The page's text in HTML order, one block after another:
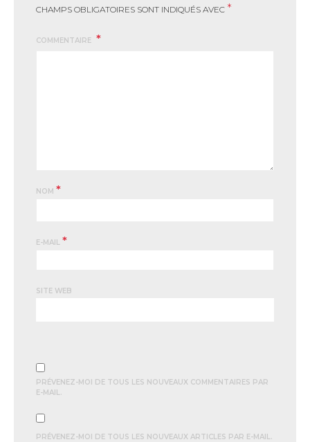
CHAMPS OBLIGATOIRES SONT INDIQUÉS AVEC *
COMMENTAIRE
NOM *
E-MAIL *
SITE WEB
PRÉVENEZ-MOI DE TOUS LES NOUVEAUX COMMENTAIRES PAR
E-MAIL.
PRÉVENEZ-MOI DE TOUS LES NOUVEAUX ARTICLES PAR E-MAIL.